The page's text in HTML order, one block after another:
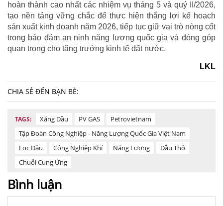
hoàn thành cao nhất các nhiệm vụ tháng 5 và quý II/2026,
tạo nền tảng vững chắc để thực hiện thắng lợi kế hoạch
sản xuất kinh doanh năm 2026, tiếp tục giữ vai trò nòng cốt
trong bảo đảm an ninh năng lượng quốc gia và đóng góp
quan trọng cho tăng trưởng kinh tế đất nước.
LKL
CHIA SẺ ĐẾN BẠN BÈ:
TAGS: Xăng Dầu PV GAS
Petrovietnam
Tập Đoàn Công Nghiệp - Năng Lượng Quốc Gia Việt Nam
Lọc Dầu
Công Nghiệp Khí Năng Lượng
Dầu Thô
Chuỗi Cung Ứng
Bình luận